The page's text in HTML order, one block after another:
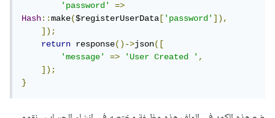
'password'
=>
Hash::make($registerUserData ['password']),
]);
return response()->json([
'message'
=> 'User Created ',
]);
}